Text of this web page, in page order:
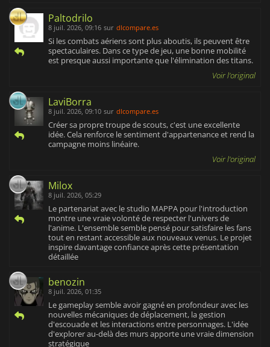
Paltodrilo
8 juil. 2026, 09:16 sur dlcompare.es
Si les combats aériens sont plus aboutis, ils peuvent être
spectaculaires. Dans ce type de jeu, une bonne mobilité
est presque aussi importante que l'élimination des titans.
Voir l'original
LaviBorra
8 juil. 2026, 09:10 sur dlcompare.es
Créer sa propre troupe de scouts, c'est une excellente
idée. Cela renforce le sentiment d'appartenance et rend la
campagne moins linéaire.
Voir l'original
Milox
8 juil. 2026, 05:29
Le partenariat avec le studio MAPPA pour l'introduction
montre une vraie volonté de respecter l'univers de
l'anime. L'ensemble semble pensé pour satisfaire les fans
tout en restant accessible aux nouveaux venus. Le projet
inspire davantage confiance après cette présentation
détaillée
benozin
8 juil. 2026, 01:35
Le gameplay semble avoir gagné en profondeur avec les
nouvelles mécaniques de déplacement, la gestion
d'escouade et les interactions entre personnages. L'idée
d'explorer au-delà des murs apporte une vraie dimension
stratégique